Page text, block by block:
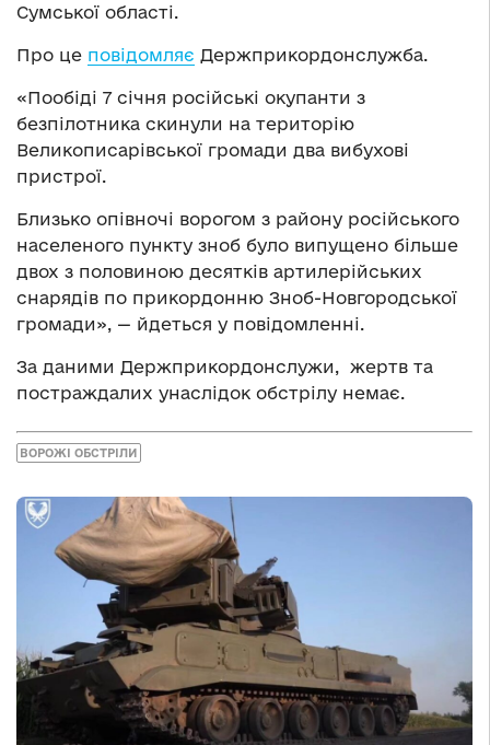
Сумської області.
Про це повідомляє Держприкордонслужба.
«Пообіді 7 січня російські окупанти з
безпілотника скинули на територію
Великописарівської громади два вибухові
пристрої.
Близько опівночі ворогом з району російського
населеного пункту зноб було випущено більше
двох з половиною десятків артилерійських
снарядів по прикордонню Зноб-Новгородської
громади», — йдеться у повідомленні.
За даними Держприкордонслужи, жертв та
постраждалих унаслідок обстрілу немає.
ВОРОЖІ ОБСТРІЛИ